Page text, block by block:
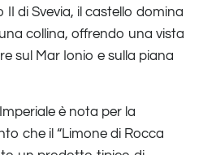
II di Svevia, il castello domina
collina, offrendo una vista
sul Mar Ionio e sulla piana
è nota per la
che il “Limone di Rocca